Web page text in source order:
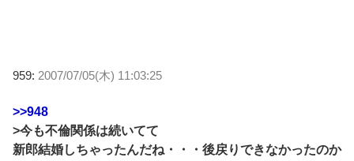
959: 2007/07/05(木) 11:03:25
>>948
>今も不倫関係は続いてて
新郎結婚しちゃったんだね・・・後戻りできなかったのか